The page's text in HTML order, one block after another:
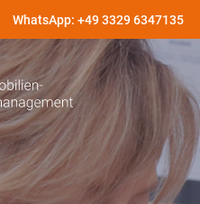
WhatsApp: +49 3329 6347135